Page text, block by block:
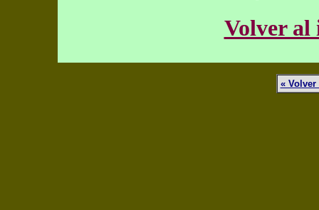
Volver al
« Volver